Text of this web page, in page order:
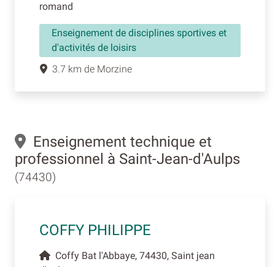
romand
Enseignement de disciplines sportives et
d'activités de loisirs
3.7 km de Morzine
Enseignement technique et
professionnel à Saint-Jean-d'Aulps
(74430)
COFFY PHILIPPE
Coffy Bat l'Abbaye, 74430, Saint jean